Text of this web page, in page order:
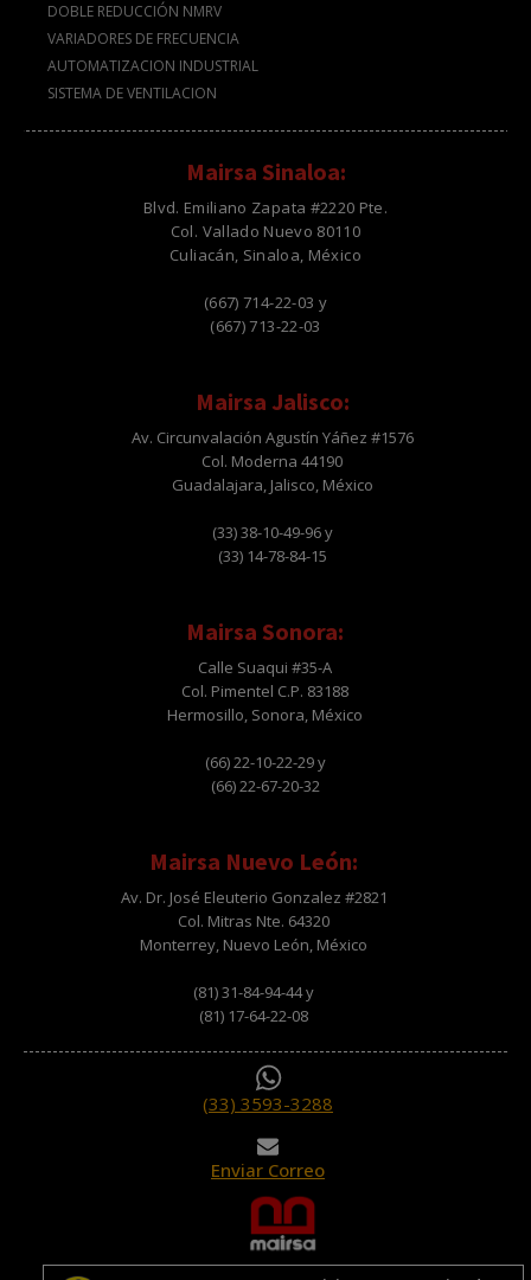
DOBLE REDUCCIÓN NMRV
VARIADORES DE FRECUENCIA
AUTOMATIZACION INDUSTRIAL
SISTEMA DE VENTILACION
Mairsa Sinaloa:
Blvd. Emiliano Zapata #2220 Pte.
Col. Vallado Nuevo 80110
Culiacán, Sinaloa, México
(667) 714-22-03 y
(667) 713-22-03
Mairsa Jalisco:
Av. Circunvalación Agustín Yáñez #1576
Col. Moderna 44190
Guadalajara, Jalisco, México
(33) 38-10-49-96 y
(33) 14-78-84-15
Mairsa Sonora:
Calle Suaqui #35-A
Col. Pimentel C.P. 83188
Hermosillo, Sonora, México
(66) 22-10-22-29 y
(66) 22-67-20-32
Mairsa Nuevo León:
Av. Dr. José Eleuterio Gonzalez #2821
Col. Mitras Nte. 64320
Monterrey, Nuevo León, México
(81) 31-84-94-44 y
(81) 17-64-22-08
(33) 3593-3288
Enviar Correo